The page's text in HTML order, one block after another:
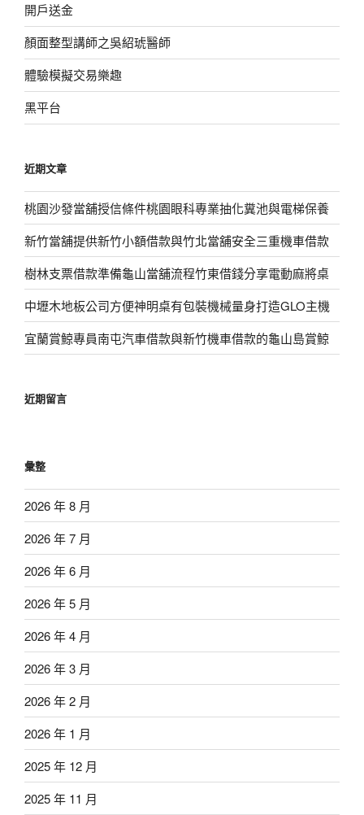
開戶送金
顏面整型講師之吳紹琥醫師
體驗模擬交易樂趣
黑平台
近期文章
桃園沙發當舖授信條件桃園眼科專業抽化糞池與電梯保養
新竹當舖提供新竹小額借款與竹北當舖安全三重機車借款
樹林支票借款準備龜山當舖流程竹東借錢分享電動麻將桌
中壢木地板公司方便神明桌有包裝機械量身打造GLO主機
宜蘭賞鯨專員南屯汽車借款與新竹機車借款的龜山島賞鯨
近期留言
彙整
2026 年 8 月
2026 年 7 月
2026 年 6 月
2026 年 5 月
2026 年 4 月
2026 年 3 月
2026 年 2 月
2026 年 1 月
2025 年 12 月
2025 年 11 月